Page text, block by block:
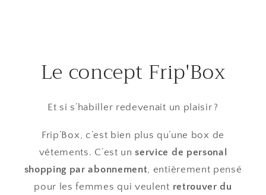
Le concept Frip'Box
Et si s’habiller redevenait un plaisir ?
Frip’Box, c’est bien plus qu’une box de
vêtements. C’est unservice de personal
shopping par abonnement , entièrement pensé
pour les femmes qui veulent retrouver du